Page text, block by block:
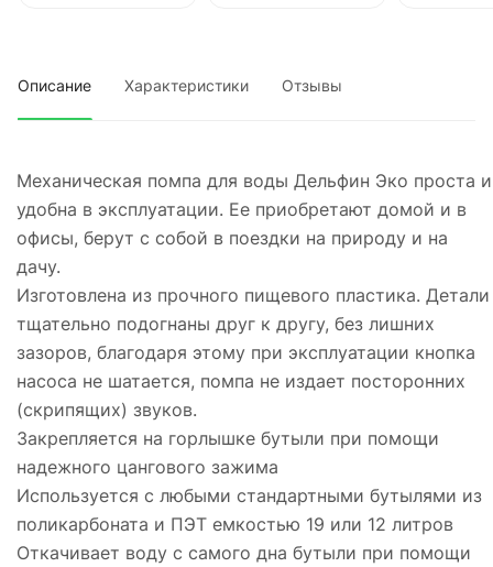
Описание Характеристики Отзывы
Механическая помпа для воды Дельфин Эко проста и
удобна в эксплуатации. Ее приобретают домой и в
офисы, берут с собой в поездки на природу и на
дачу.
Изготовлена из прочного пищевого пластика. Детали
тщательно подогнаны друг к другу, без лишних
зазоров, благодаря этому при эксплуатации кнопка
насоса не шатается, помпа не издает посторонних
(скрипящих) звуков.
Закрепляется на горлышке бутыли при помощи
надежного цангового зажима
Используется с любыми стандартными бутылями из
поликарбоната и ПЭТ емкостью 19 или 12 литров
Откачивает воду с самого дна бутыли при помощи